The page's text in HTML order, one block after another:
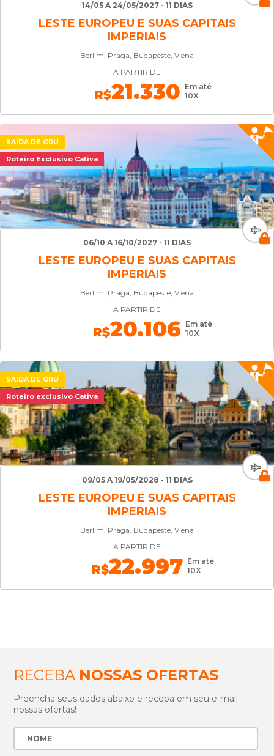
14/05 A 24/05/2027 - 11 DIAS
LESTE EUROPEU E SUAS CAPITAIS
IMPERIAIS
Berlim, Praga, Budapeste, Viena
A PARTIR DE
R$21.330 Em até
10X
SAÍDA DE GRU
Roteiro Exclusivo Cativa
06/10 A 16/10/2027 - 11 DIAS
LESTE EUROPEU E SUAS CAPITAIS
IMPERIAIS
Berlim, Praga, Budapeste, Viena
A PARTIR DE
R$20.106 Em até
10X
SAIDA DE GRU
Roteiro exclusivo Cativa
09/05 A 19/05/2028 - 11 DIAS
LESTE EUROPEU E SUAS CAPITAIS
IMPERIAIS
Berlim, Praga, Budapeste, Viena
A PARTIR DE
R$22.997 Em até
10X
RECEBA NOSSAS OFERTAS
Preencha seus dados abaixo e receba em seu e-mail
nossas ofertas!